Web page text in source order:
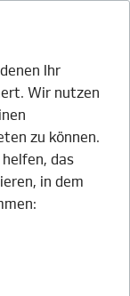
Ihr
Wir nutzen
zu können.
das
in dem